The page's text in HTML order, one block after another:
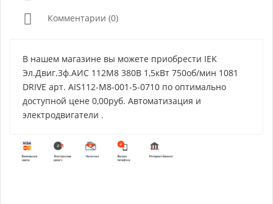
Комментарии (0)
В нашем магазине вы можете приобрести IEK
Эл.Двиг.3ф.АИС 112M8 380В 1,5кВт 750об/мин 1081
DRIVE арт. AIS112-M8-001-5-0710 по оптимально
доступной цене 0,00руб. Автоматизация и
электродвигатели .